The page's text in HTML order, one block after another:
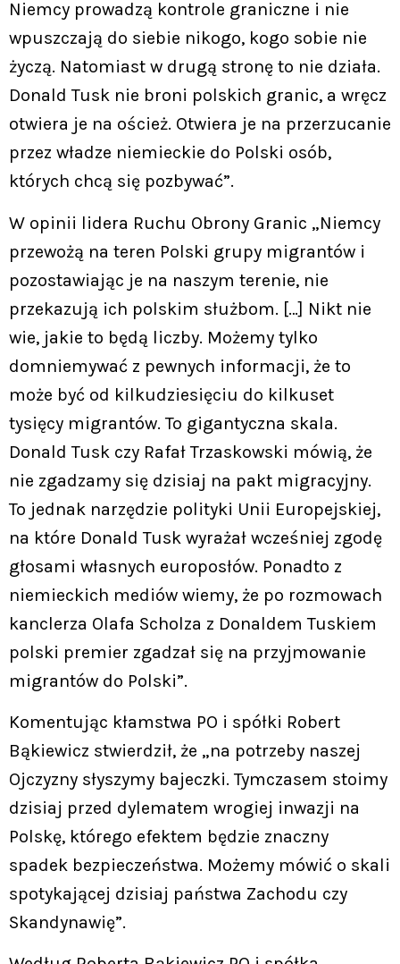
Niemcy prowadzą kontrole graniczne i nie
wpuszczają do siebie nikogo, kogo sobie nie
życzą. Natomiast w drugą stronę to nie działa.
Donald Tusk nie broni polskich granic, a wręcz
otwiera je na oścież. Otwiera je na przerzucanie
przez władze niemieckie do Polski osób,
których chcą się pozbywać”.
W opinii lidera Ruchu Obrony Granic „Niemcy
przewożą na teren Polski grupy migrantów i
pozostawiając je na naszym terenie, nie
przekazują ich polskim służbom. […] Nikt nie
wie, jakie to będą liczby. Możemy tylko
domniemywać z pewnych informacji, że to
może być od kilkudziesięciu do kilkuset
tysięcy migrantów. To gigantyczna skala.
Donald Tusk czy Rafał Trzaskowski mówią, że
nie zgadzamy się dzisiaj na pakt migracyjny.
To jednak narzędzie polityki Unii Europejskiej,
na które Donald Tusk wyrażał wcześniej zgodę
głosami własnych europosłów. Ponadto z
niemieckich mediów wiemy, że po rozmowach
kanclerza Olafa Scholza z Donaldem Tuskiem
polski premier zgadzał się na przyjmowanie
migrantów do Polski”.
Komentując kłamstwa PO i spółki Robert
Bąkiewicz stwierdził, że „na potrzeby naszej
Ojczyzny słyszymy bajeczki. Tymczasem stoimy
dzisiaj przed dylematem wrogiej inwazji na
Polskę, którego efektem będzie znaczny
spadek bezpieczeństwa. Możemy mówić o skali
spotykającej dzisiaj państwa Zachodu czy
Skandynawię”.